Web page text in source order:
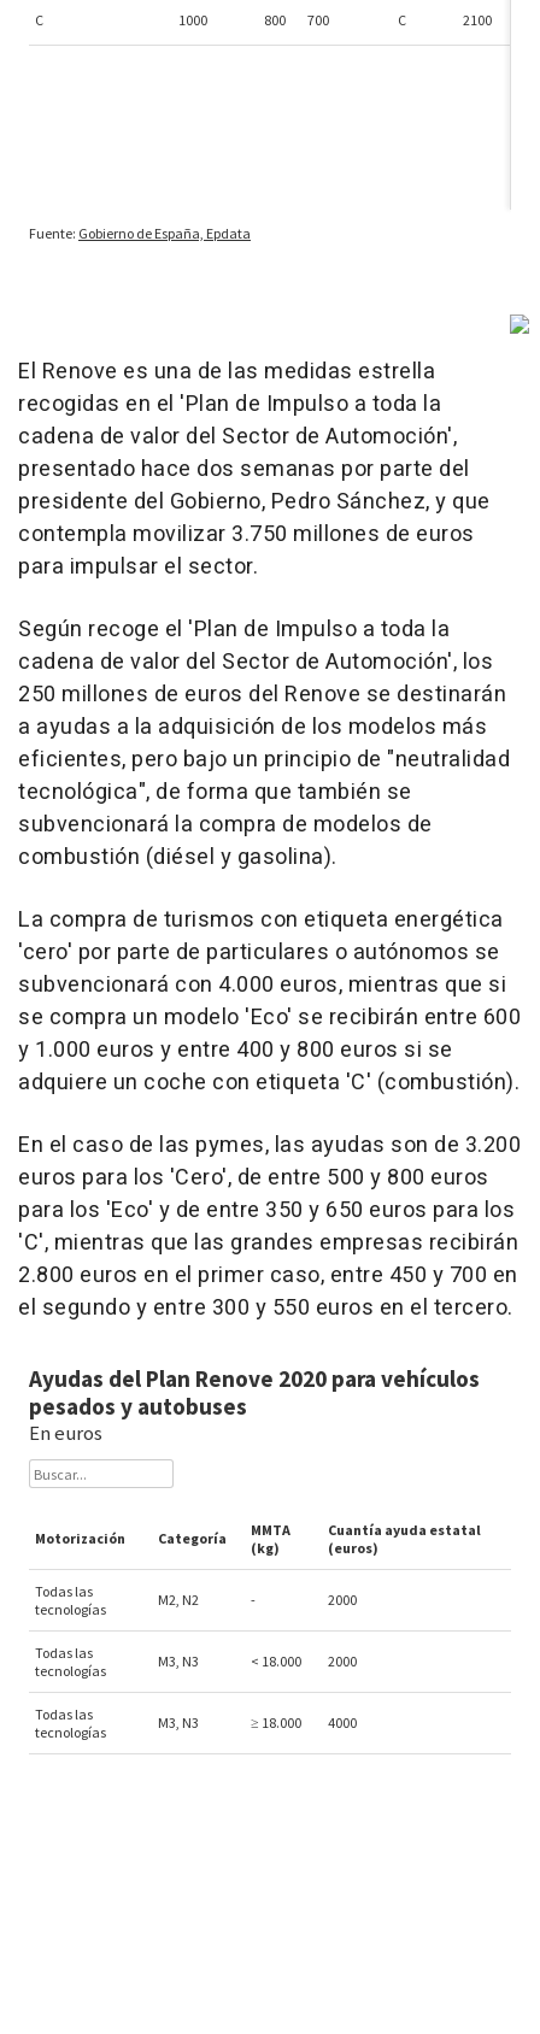
El Renove es una de las medidas estrella
recogidas en el 'Plan de Impulso a toda la
cadena de valor del Sector de Automoción',
presentado hace dos semanas por parte del
presidente del Gobierno, Pedro Sánchez, y que
contempla movilizar 3.750 millones de euros
para impulsar el sector.
Según recoge el 'Plan de Impulso a toda la
cadena de valor del Sector de Automoción', los
250 millones de euros del Renove se destinarán
a ayudas a la adquisición de los modelos más
eficientes, pero bajo un principio de "neutralidad
tecnológica", de forma que también se
subvencionará la compra de modelos de
combustión (diésel y gasolina).
La compra de turismos con etiqueta energética
'cero' por parte de particulares o autónomos se
subvencionará con 4.000 euros, mientras que si
se compra un modelo 'Eco' se recibirán entre 600
y 1.000 euros y entre 400 y 800 euros si se
adquiere un coche con etiqueta 'C' (combustión).
En el caso de las pymes, las ayudas son de 3.200
euros para los 'Cero', de entre 500 y 800 euros
para los 'Eco' y de entre 350 y 650 euros para los
'C', mientras que las grandes empresas recibirán
2.800 euros en el primer caso, entre 450 y 700 en
el segundo y entre 300 y 550 euros en el tercero.